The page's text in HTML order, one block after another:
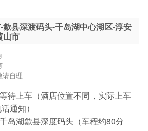
歙县深渡码头-千岛湖中心湖区-淳安
山市
请自理
待上车（酒店位置不同，实际上车
通知）
岛湖歙县深度码头（车程约80分